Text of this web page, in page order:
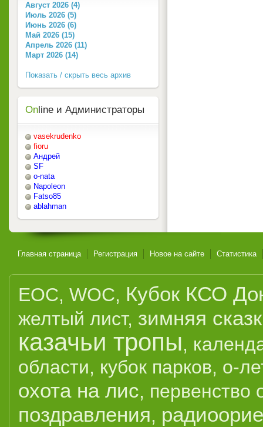
Август 2026 (4)
Июль 2026 (5)
Июнь 2026 (6)
Май 2026 (15)
Апрель 2026 (11)
Март 2026 (14)
Показать / скрыть весь архив
On line и Администраторы
vasekrudenko
fioru
Андрей
SF
o-nata
Napoleon
Fatso85
ablahman
Главная страница Регистрация Новое на сайте Статистика
EOC, WOC, Кубок КСО
желтый лист, зимняя
казачьи тропы,
области, кубок парков, о-
охота на лис, первенство
поздравления,